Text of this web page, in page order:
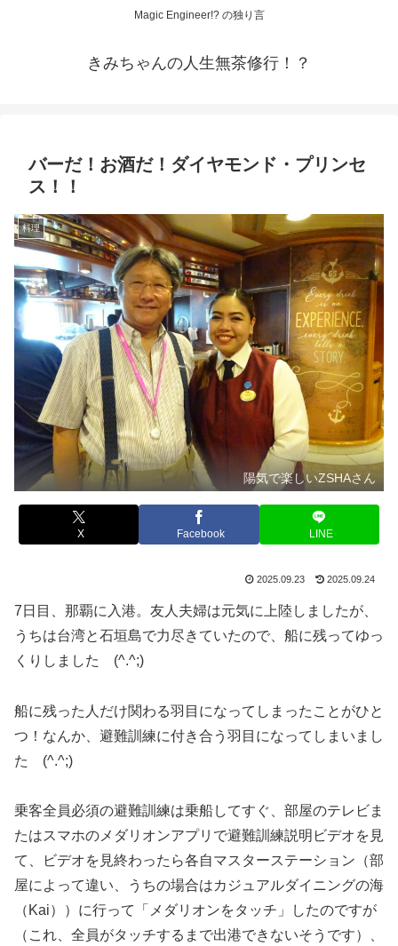
Magic Engineer!? の独り言
きみちゃんの人生無茶修行！？
バーだ！お酒だ！ダイヤモンド・プリンセ
ス！！
料理
陽気で楽しいZSHAさん
X Facebook LINE
2025.09.23 2025.09.24
7日目、那覇に入港。友人夫婦は元気に上陸しましたが、
うちは台湾と石垣島で力尽きていたので、船に残ってゆっ
くりしました (^.^;)
船に残った人だけ関わる羽目になってしまったことがひと
つ！なんか、避難訓練に付き合う羽目になってしまいまし
た (^.^;)
乗客全員必須の避難訓練は乗船してすぐ、部屋のテレビま
たはスマホのメダリオンアプリで避難訓練説明ビデオを見
て、ビデオを見終わったら各自マスターステーション（部
屋によって違い、うちの場合はカジュアルダイニングの海
（Kai））に行って「メダリオンをタッチ」したのですが
（これ、全員がタッチするまで出港できないそうです）、